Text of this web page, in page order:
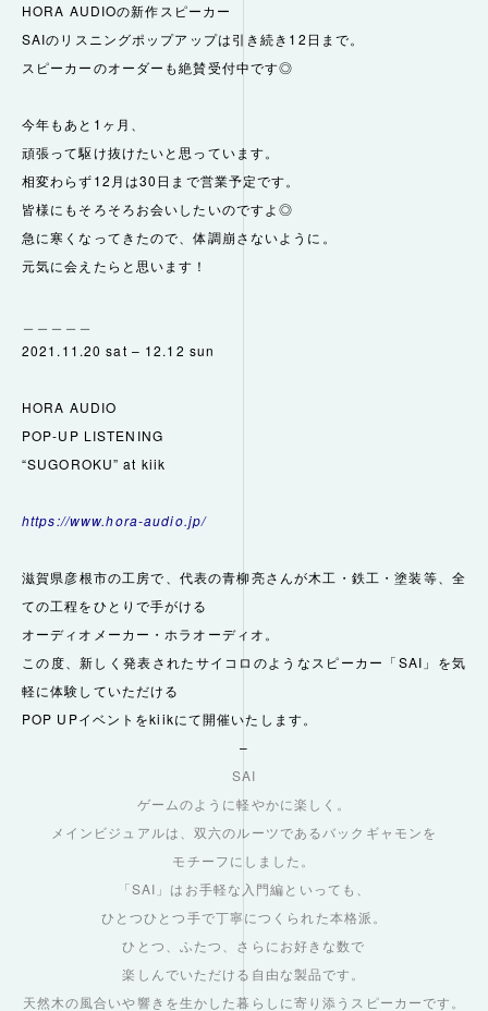
HORA AUDIOの新作スピーカー
SAIのリスニングポップアップは引き続き12日まで。
スピーカーのオーダーも絶賛受付中です◎
今年もあと1ヶ月、
頑張って駆け抜けたいと思っています。
相変わらず12月は30日まで営業予定です。
皆様にもそろそろお会いしたいのですよ◎
急に寒くなってきたので、体調崩さないように。
元気に会えたらと思います！
2021.11.20 sat – 12.12 sun
HORA AUDIO
POP-UP LISTENING
“SUGOROKU” at kiik
https://www.hora-audio.jp/
滋賀県彦根市の工房で、代表の青柳亮さんが木工・鉄工・塗装等、 全
ての工程をひとりで手がける
オーディオメーカー・ホラオーディオ。
この度、新しく発表されたサイコロのようなスピーカー「SAI」を気
軽に体験していただける
POP UPイベントをkiikにて開催いたします。
–
SAI
ゲームのように軽やかに楽しく。
メインビジュアルは、双六のルーツであるバックギャモンを
モチーフにしました。
「SAI」はお手軽な入門編といっても、
ひとつひとつ手で丁寧につくられた本格派。
ひとつ、ふたつ、さらにお好きな数で
楽しんでいただける自由な製品です。
天然木の風合いや響きを生かした暮らしに寄り添うスピーカーです。